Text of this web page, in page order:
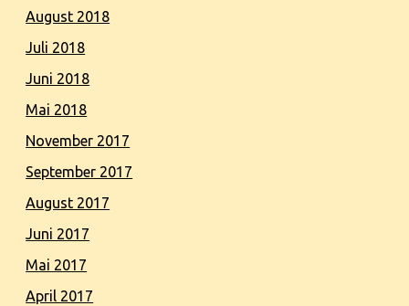
August 2018
Juli 2018
Juni 2018
Mai 2018
November 2017
September 2017
August 2017
Juni 2017
Mai 2017
April 2017